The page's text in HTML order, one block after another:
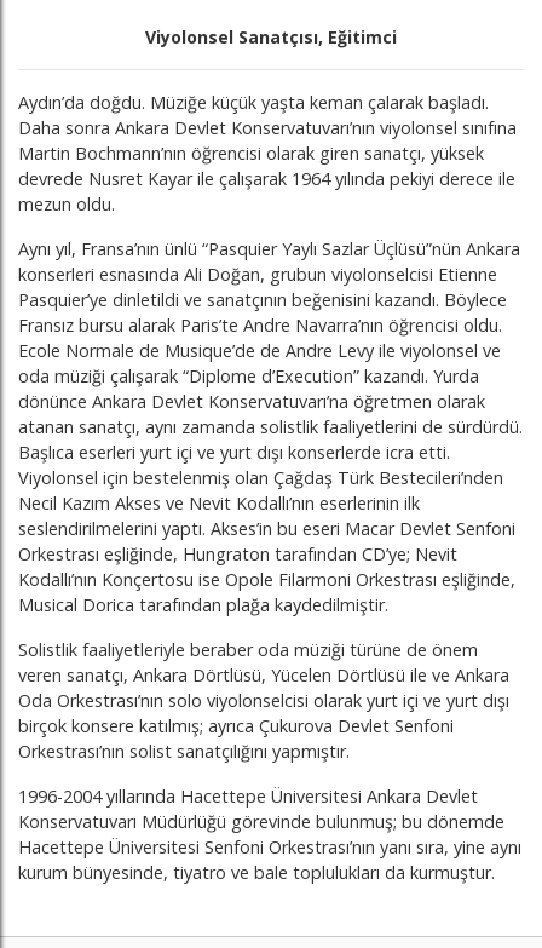
Viyolonsel Sanatçısı, Eğitimci
Aydın’da doğdu. Müziğe küçük yaşta keman çalarak başladı.
Daha sonra Ankara Devlet Konservatuvarı’nın viyolonsel sınıfına
Martin Bochmann’nın öğrencisi olarak giren sanatçı, yüksek
devrede Nusret Kayar ile çalışarak 1964 yılında pekiyi derece ile
mezun oldu.
Aynı yıl, Fransa’nın ünlü “Pasquier Yaylı Sazlar Üçlüsü”nün Ankara
konserleri esnasında Ali Doğan, grubun viyolonselcisi Etienne
Pasquier’ye dinletildi ve sanatçının beğenisini kazandı. Böylece
Fransız bursu alarak Paris’te Andre Navarra’nın öğrencisi oldu.
Ecole Normale de Musique’de de Andre Levy ile viyolonsel ve
oda müziği çalışarak “Diplome d’Execution” kazandı. Yurda
dönünce Ankara Devlet Konservatuvarı’na öğretmen olarak
atanan sanatçı, aynı zamanda solistlik faaliyetlerini de sürdürdü.
Başlıca eserleri yurt içi ve yurt dışı konserlerde icra etti.
Viyolonsel için bestelenmiş olan Çağdaş Türk Bestecileri’nden
Necil Kazım Akses ve Nevit Kodallı’nın eserlerinin ilk
seslendirilmelerini yaptı. Akses’in bu eseri Macar Devlet Senfoni
Orkestrası eşliğinde, Hungraton tarafından CD’ye; Nevit
Kodallı’nın Konçertosu ise Opole Filarmoni Orkestrası eşliğinde,
Musical Dorica tarafından plağa kaydedilmiştir.
Solistlik faaliyetleriyle beraber oda müziği türüne de önem
veren sanatçı, Ankara Dörtlüsü, Yücelen Dörtlüsü ile ve Ankara
Oda Orkestrası’nın solo viyolonselcisi olarak yurt içi ve yurt dışı
birçok konsere katılmış; ayrıca Çukurova Devlet Senfoni
Orkestrası’nın solist sanatçılığını yapmıştır.
1996-2004 yıllarında Hacettepe Üniversitesi Ankara Devlet
Konservatuvarı Müdürlüğü görevinde bulunmuş; bu dönemde
Hacettepe Üniversitesi Senfoni Orkestrası’nın yanı sıra, yine aynı
kurum bünyesinde, tiyatro ve bale toplulukları da kurmuştur.